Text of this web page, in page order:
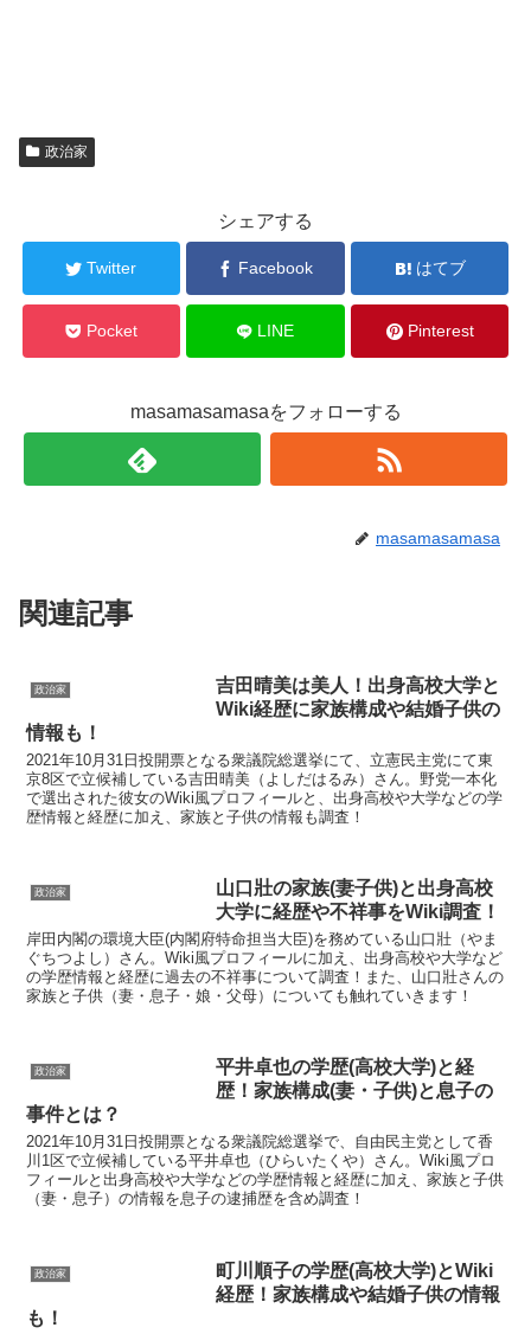
政治家
シェアする
Twitter Facebook はてブ
Pocket LINE Pinterest
masamasamasaをフォローする
masamasamasa
関連記事
政治家
吉田晴美は美人！出身高校大学と
Wiki経歴に家族構成や結婚子供の
情報も！
2021年10月31日投開票となる衆議院総選挙にて、立憲民主党にて東
京8区で立候補している吉田晴美（よしだはるみ）さん。野党一本化
で選出された彼女のWiki風プロフィールと、出身高校や大学などの学
歴情報と経歴に加え、家族と子供の情報も調査！
政治家
山口壯の家族(妻子供)と出身高校
大学に経歴や不祥事をWiki調査！
岸田内閣の環境大臣(内閣府特命担当大臣)を務めている山口壯（やま
ぐちつよし）さん。Wiki風プロフィールに加え、出身高校や大学など
の学歴情報と経歴に過去の不祥事について調査！また、山口壯さんの
家族と子供（妻・息子・娘・父母）についても触れていきます！
政治家
平井卓也の学歴(高校大学)と経
歴！家族構成(妻・子供)と息子の
事件とは？
2021年10月31日投開票となる衆議院総選挙で、自由民主党として香
川1区で立候補している平井卓也（ひらいたくや）さん。Wiki風プロ
フィールと出身高校や大学などの学歴情報と経歴に加え、家族と子供
（妻・息子）の情報を息子の逮捕歴を含め調査！
政治家
町川順子の学歴(高校大学)とWiki
経歴！家族構成や結婚子供の情報
も！